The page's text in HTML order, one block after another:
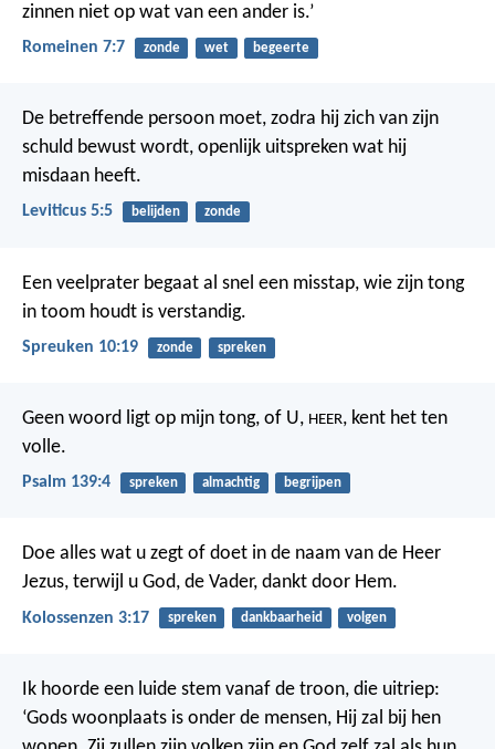
zinnen niet op wat van een ander is.’
Romeinen 7:7 zonde wet begeerte
De betreffende persoon moet, zodra hij zich van zijn
schuld bewust wordt, openlijk uitspreken wat hij
misdaan heeft.
Leviticus 5:5 belijden zonde
Een veelprater begaat al snel een misstap, wie zijn tong
in toom houdt is verstandig.
Spreuken 10:19 zonde spreken
Geen woord ligt op mijn tong, of U, HEER, kent het ten
volle.
Psalm 139:4 spreken almachtig begrijpen
Doe alles wat u zegt of doet in de naam van de Heer
Jezus, terwijl u God, de Vader, dankt door Hem.
Kolossenzen 3:17 spreken dankbaarheid volgen
Ik hoorde een luide stem vanaf de troon, die uitriep:
‘Gods woonplaats is onder de mensen, Hij zal bij hen